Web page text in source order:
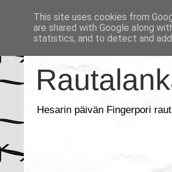
Hesarin päivän Fingerpori
This site uses cookies from
are shared with Google along
statistics, and to detect and